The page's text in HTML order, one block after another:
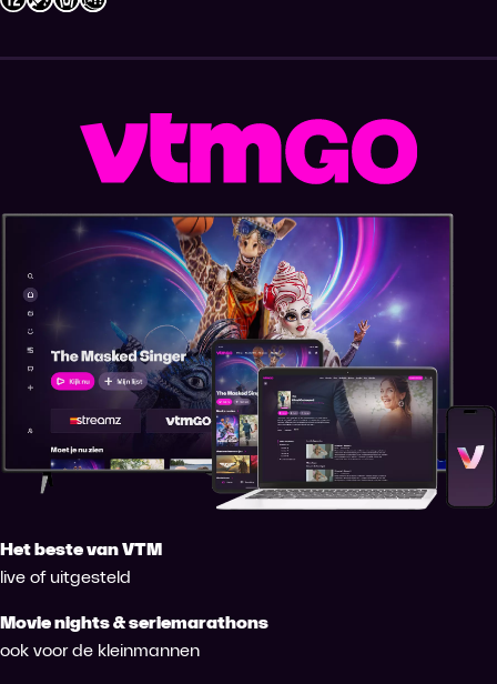
Het beste van VTM
live of uitgesteld
Movie nights & seriemarathons
ook voor de kleinmannen